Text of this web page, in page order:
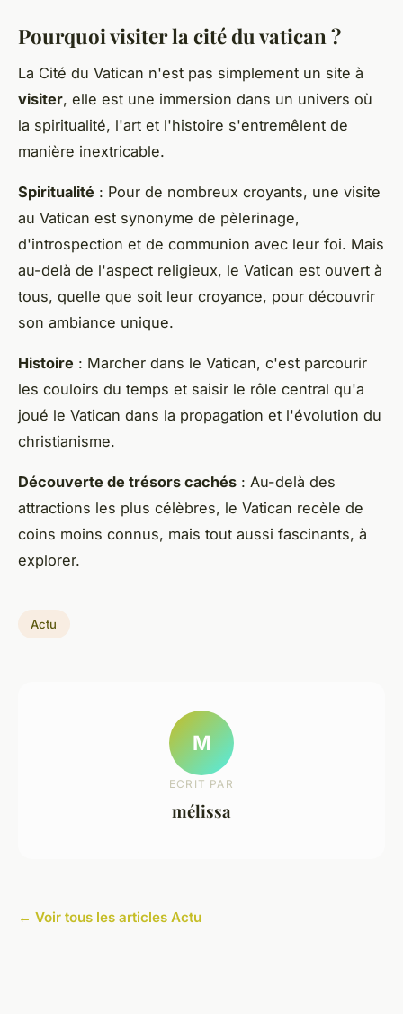
Pourquoi visiter la cité du vatican ?
La Cité du Vatican n'est pas simplement un site à
visiter, elle est une immersion dans un univers où
la spiritualité, l'art et l'histoire s'entremêlent de
manière inextricable.
Spiritualité : Pour de nombreux croyants, une visite
au Vatican est synonyme de pèlerinage,
d'introspection et de communion avec leur foi. Mais
au-delà de l'aspect religieux, le Vatican est ouvert à
tous, quelle que soit leur croyance, pour découvrir
son ambiance unique.
Histoire : Marcher dans le Vatican, c'est parcourir
les couloirs du temps et saisir le rôle central qu'a
joué le Vatican dans la propagation et l'évolution du
christianisme.
Découverte de trésors cachés : Au-delà des
attractions les plus célèbres, le Vatican recèle de
coins moins connus, mais tout aussi fascinants, à
explorer.
Actu
M
ECRIT PAR
mélissa
← Voir tous les articles Actu